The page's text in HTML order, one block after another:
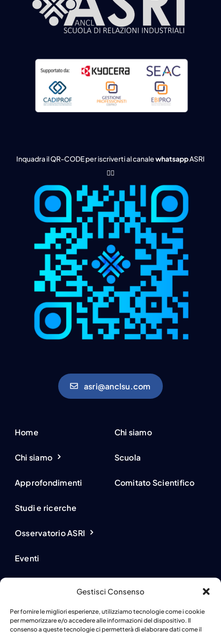
Gestisci Consenso
Per fornire le migliori esperienze, utilizziamo tecnologie come i cookie
per memorizzare e/o accedere alle informazioni del dispositivo. Il
consenso a queste tecnologie ci permetterà di elaborare dati come il
Inquadra il QR-CODE per iscriverti al canalewhatsappASRI
👇🏻
asri@anclsu.com
Home
Chi siamo
Approfondimenti
Studi e ricerche
Osservatorio ASRI
Eventi
Partner e supporter
Chi siamo
Scuola
Comitato Scientifico